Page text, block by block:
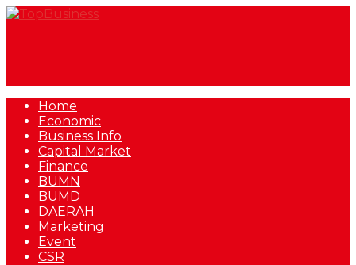
Home
Economic
Business Info
Capital Market
Finance
BUMN
BUMD
DAERAH
Marketing
Event
CSR